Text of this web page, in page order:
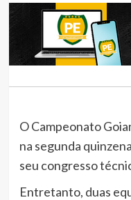
O Campeonato
na segunda
seu congresso
Entretanto, duas